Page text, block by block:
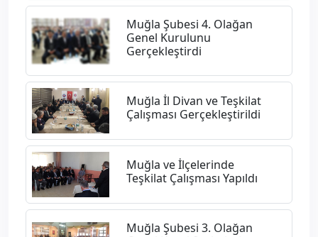
Muğla Şubesi 4. Olağan
Genel Kurulunu
Gerçekleştirdi
Muğla İl Divan ve Teşkilat
Çalışması Gerçekleştirildi
Muğla ve İlçelerinde
Teşkilat Çalışması Yapıldı
Muğla Şubesi 3. Olağan